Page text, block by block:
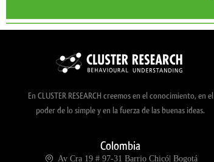
En CLUSTER RESEARCH creemos en el conocimiento, en el
poder de lo simple y en la fuerza de las buenas ideas.
Colombia
Av Cra 19 # 97-31 Barrio Chicó| Bogotá